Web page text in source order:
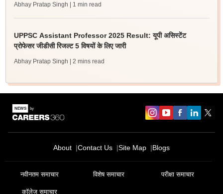
Abhay Pratap Singh | 1 min read
UPPSC Assistant Professor 2025 Result: यूपी असिस्टेंट
प्रोफेसर जीडीसी रिजल्ट 5 विषयों के लिए जारी
Abhay Pratap Singh | 2 mins read
About Contact Us Site Map Blogs
नवीनतम समाचार विशेष समाचार परीक्षा समाचार
कॉलेज समाचार